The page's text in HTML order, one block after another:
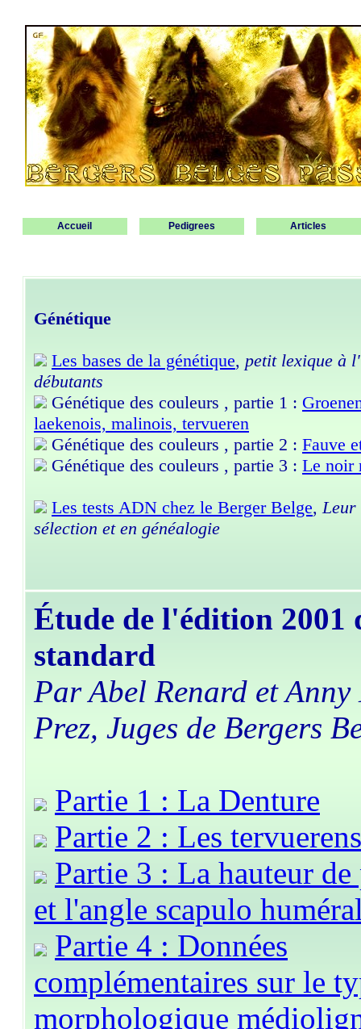
Accueil Pedigrees Articles
Génétique
Les bases de la génétique, petit lexique à
débutants
Génétique des couleurs , partie 1 :
laekenois, malinois, tervueren
Génétique des couleurs , partie 2 : Fauve
Génétique des couleurs , partie 3 : Le noir
Les tests ADN chez le Berger Belge,Leur
sélection et en généalogie
Étude de l'édition 2001
standard
Par Abel Renard et Anny
Prez, Juges de Bergers
Partie 1 : La Denture
Partie 2 : Les
Partie 3 : La hauteur
et l'angle scapulo
Partie 4 : Données
complémentaires sur le
morphologique